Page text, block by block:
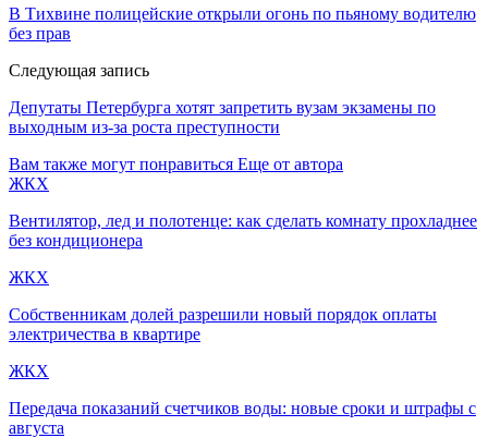
В Тихвине полицейские открыли огонь по пьяному водителю
без прав
Следующая запись
Депутаты Петербурга хотят запретить вузам экзамены по
выходным из-за роста преступности
Вам также могут понравиться Еще от автора
ЖКХ
Вентилятор, лед и полотенце: как сделать комнату прохладнее
без кондиционера
ЖКХ
Собственникам долей разрешили новый порядок оплаты
электричества в квартире
ЖКХ
Передача показаний счетчиков воды: новые сроки и штрафы с
августа